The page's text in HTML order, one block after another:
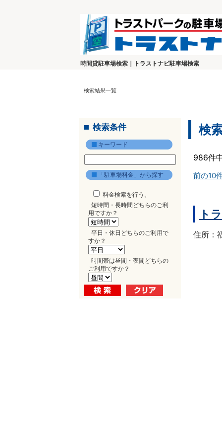
時間貸駐車場検索｜トラストナビ駐車場検索
検索結果一覧
検索条件
キーワード
「駐車場料金」から探す
料金検索を行う。
短時間・長時間どちらのご利
用ですか？
平日・休日どちらのご利用で
すか？
時間帯は昼間・夜間どちらの
ご利用ですか？
検
986件
前の10
ト
住所：